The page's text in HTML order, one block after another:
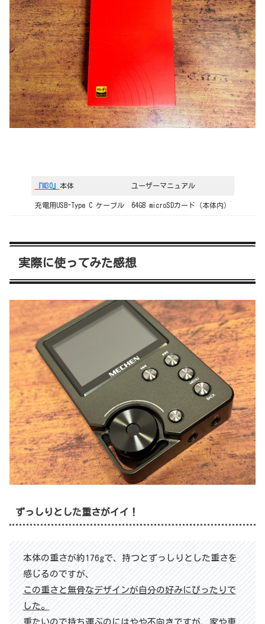
『M30』 本体 ユーザーマニュアル
充電用USB-Type C ケーブル 64GB microSDカード（本体内）
実際に使ってみた感想
ずっしりとした重さがイイ！
本体の重さが約176gで、持つとずっしりとした重さを
感じるのですが、
この重さと無骨なデザインが自分の好みにぴったりで
した。
重たいので持ち運ぶのにはやや不向きですが、家や車